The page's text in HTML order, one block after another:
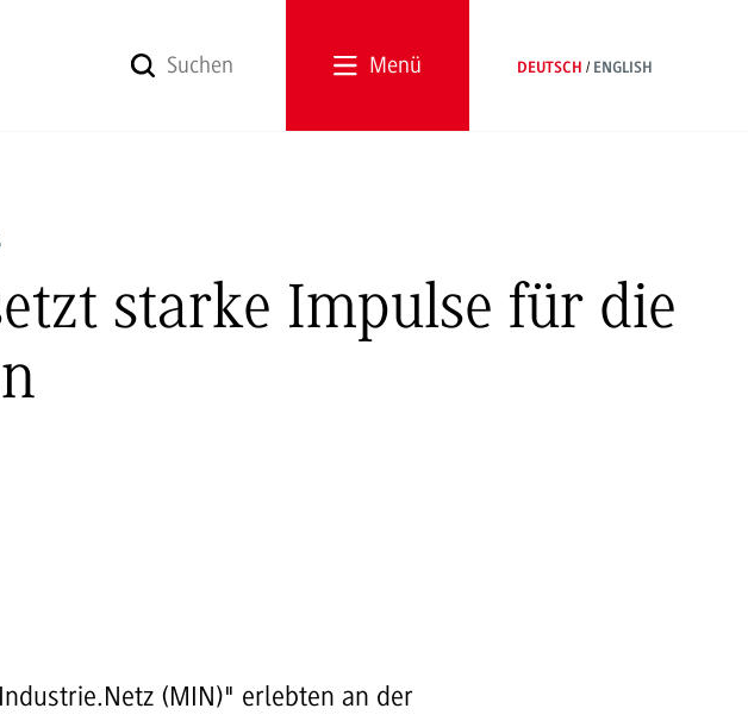
Menü DEUTSCH ENGLISH
starke Impulse für die
(MIN)" erlebten an der